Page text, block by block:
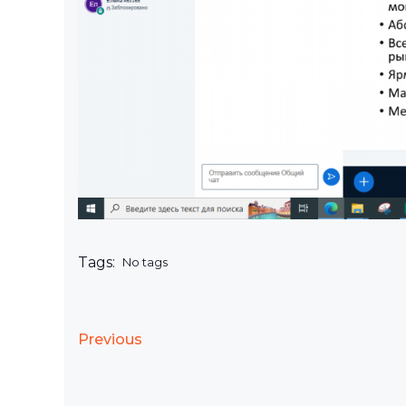
Tags: No tags
Previous